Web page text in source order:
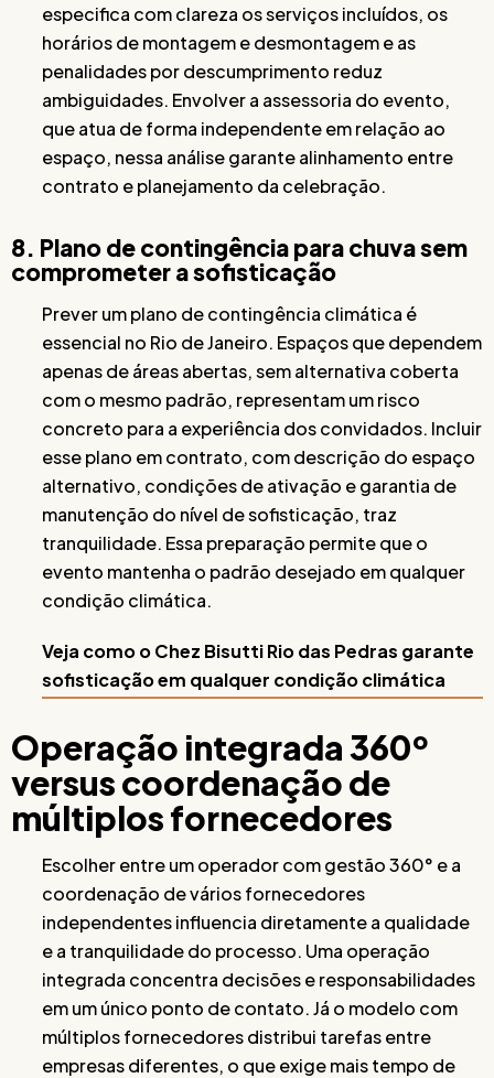
especifica com clareza os serviços incluídos, os
horários de montagem e desmontagem e as
penalidades por descumprimento reduz
ambiguidades. Envolver a assessoria do evento,
que atua de forma independente em relação ao
espaço, nessa análise garante alinhamento entre
contrato e planejamento da celebração.
8. Plano de contingência para chuva sem
comprometer a sofisticação
Prever um plano de contingência climática é
essencial no Rio de Janeiro. Espaços que dependem
apenas de áreas abertas, sem alternativa coberta
com o mesmo padrão, representam um risco
concreto para a experiência dos convidados. Incluir
esse plano em contrato, com descrição do espaço
alternativo, condições de ativação e garantia de
manutenção do nível de sofisticação, traz
tranquilidade. Essa preparação permite que o
evento mantenha o padrão desejado em qualquer
condição climática.
Veja como o Chez Bisutti Rio das Pedras garante
sofisticação em qualquer condição climática
Operação integrada 360º
versus coordenação de
múltiplos fornecedores
Escolher entre um operador com gestão 360° e a
coordenação de vários fornecedores
independentes influencia diretamente a qualidade
e a tranquilidade do processo. Uma operação
integrada concentra decisões e responsabilidades
em um único ponto de contato. Já o modelo com
múltiplos fornecedores distribui tarefas entre
empresas diferentes, o que exige mais tempo de